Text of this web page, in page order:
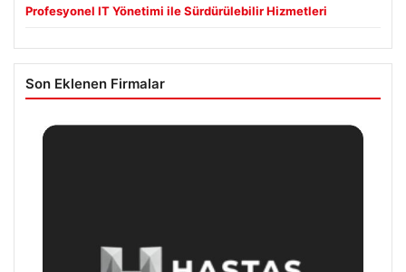
Profesyonel IT Yönetimi ile Sürdürülebilir Hizmetleri
Son Eklenen Firmalar